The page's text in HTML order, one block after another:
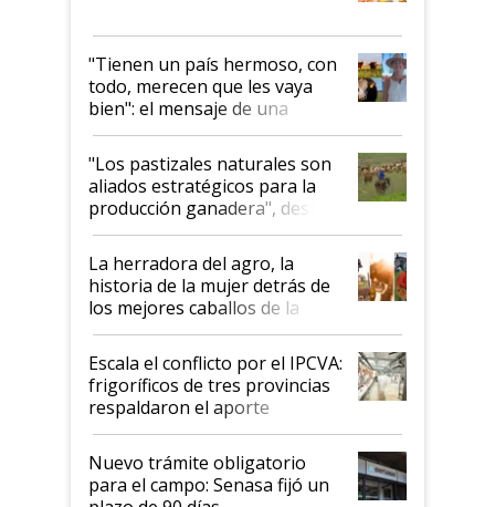
"Tienen un país hermoso, con
todo, merecen que les vaya
bien": el mensaje de una
ganadera uruguaya sobre las
oportunidades que se abren
para el agro en Argentina, con
foco en la carne
"Los pastizales naturales son
aliados estratégicos para la
producción ganadera", destaca
la iniciativa que ya reúne a 46
establecimientos en Argentina
La herradora del agro, la
historia de la mujer detrás de
los mejores caballos de la
Argentina y los mitos que
todavía hacen sufrir a estos
animales: "Mientras me
descalificaban, yo seguí
haciendo currículum"
Escala el conflicto por el IPCVA:
frigoríficos de tres provincias
respaldaron el aporte
obligatorio
Nuevo trámite obligatorio
para el campo: Senasa fijó un